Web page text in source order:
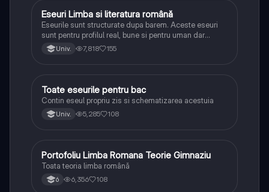
Limba și literatura română
Eseuri Limba si literatura română
Eseurile sunt structurate dupa barem. Aceste eseuri
sunt pentru profilul real, bune si pentru uman dar
lipsesc relatiile dintre personaje si caracrerizarile.
Univ. 7,818 155
Limba și literatura română
Toate eseurile pentru bac
Contin eseul propriu zis si schematizarea acestuia
Univ. 5,285 108
Limba și literatura română
Portofoliu Limba Romana Teorie Gimnaziu
Toata teoria limba română
6 6,356 108